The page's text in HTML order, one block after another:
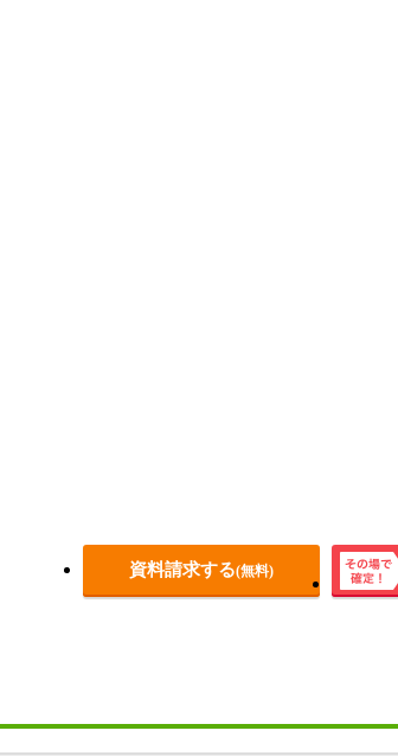
資料請求する(無料)
その場